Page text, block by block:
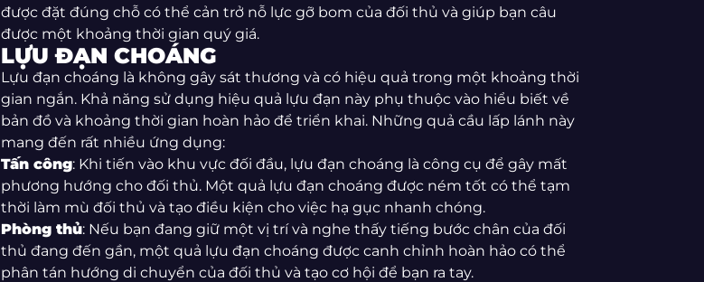
được đặt đúng chỗ có thể cản trở nỗ lực gỡ bom của đối thủ và giúp bạn câu
được một khoảng thời gian quý giá.
LỰU ĐẠN CHOÁNG
Lựu đạn choáng là không gây sát thương và có hiệu quả trong một khoảng thời
gian ngắn. Khả năng sử dụng hiệu quả lựu đạn này phụ thuộc vào hiểu biết về
bản đồ và khoảng thời gian hoàn hảo để triển khai. Những quả cầu lấp lánh này
mang đến rất nhiều ứng dụng:
Tấn công: Khi tiến vào khu vực đối đầu, lựu đạn choáng là công cụ để gây mất
phương hướng cho đối thủ. Một quả lựu đạn choáng được ném tốt có thể tạm
thời làm mù đối thủ và tạo điều kiện cho việc hạ gục nhanh chóng.
Phòng thủ: Nếu bạn đang giữ một vị trí và nghe thấy tiếng bước chân của đối
thủ đang đến gần, một quả lựu đạn choáng được canh chỉnh hoàn hảo có thể
phân tán hướng di chuyển của đối thủ và tạo cơ hội để bạn ra tay.